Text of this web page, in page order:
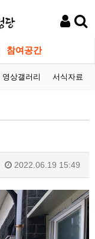
참여공간
영상갤러리 서식자료
2022.06.19 15:49